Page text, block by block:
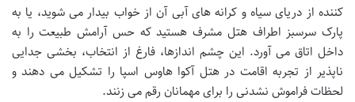
کننده از دریای سیاه و کرانه های آبی آن از خواب بیدار می شوید، یا به
پارک سرسبز اطراف هتل مشرف هستید که حس آرامش طبیعت را به
داخل اتاق می آورد. این چشم اندازها، فارغ از انتخاب، بخشی جدایی
ناپذیر از تجربه اقامت در هتل آکوا هاوس اسپا را تشکیل می دهند و
لحظات فراموش نشدنی را برای مهمانان رقم می زنند.